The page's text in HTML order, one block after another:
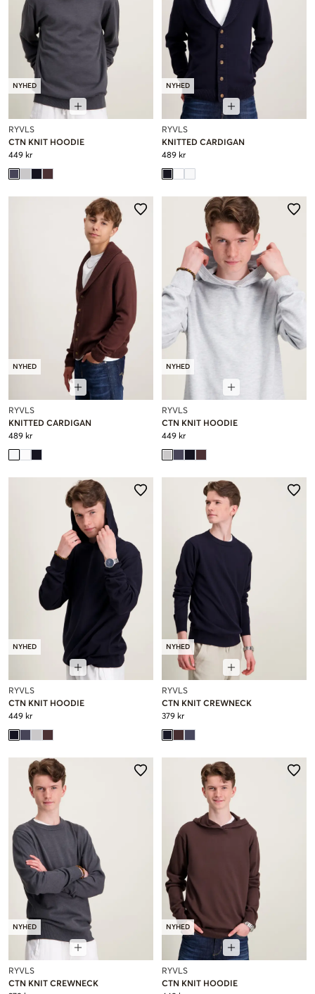
NYHED
RYVLS
CTN KNIT HOODIE
449 kr
NYHED
RYVLS
KNITTED CARDIGAN
489 kr
NYHED
RYVLS
KNITTED CARDIGAN
489 kr
NYHED
RYVLS
CTN KNIT HOODIE
449 kr
NYHED
RYVLS
CTN KNIT HOODIE
449 kr
NYHED
RYVLS
CTN KNIT CREWNECK
379 kr
NYHED
RYVLS
CTN KNIT CREWNECK
NYHED
RYVLS
CTN KNIT HOODIE